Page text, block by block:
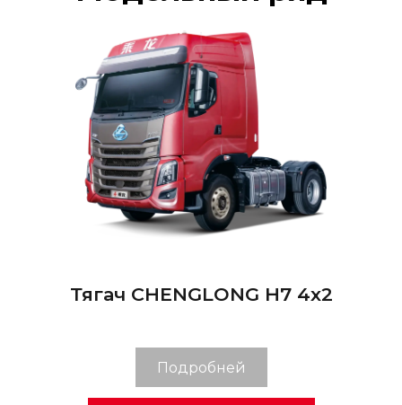
Тягач СHENGLONG H7 4х2
Подробней